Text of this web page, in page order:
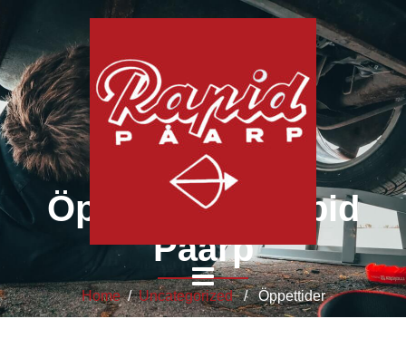
Öppettider - Rapid
Påarp
Home/Uncategorized/ Öppettider